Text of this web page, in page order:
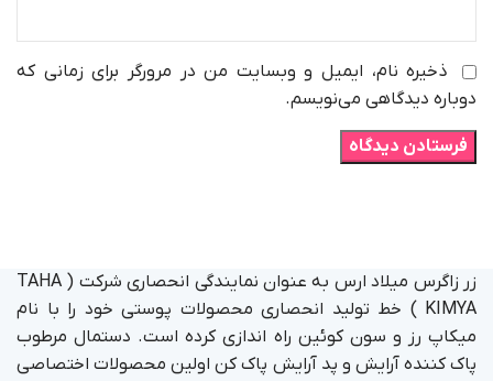
ذخیره نام، ایمیل و وبسایت من در مرورگر برای زمانی که
دوباره دیدگاهی می‌نویسم.
زر زاگرس میلاد ارس به عنوان نمایندگی انحصاری شرکت ( TAHA
KIMYA ) خط تولید انحصاری محصولات پوستی خود را با نام
میکاپ رز و سون کوئین راه اندازی کرده است. دستمال مرطوب
پاک کننده آرایش و پد آرایش پاک کن اولین محصولات اختصاصی